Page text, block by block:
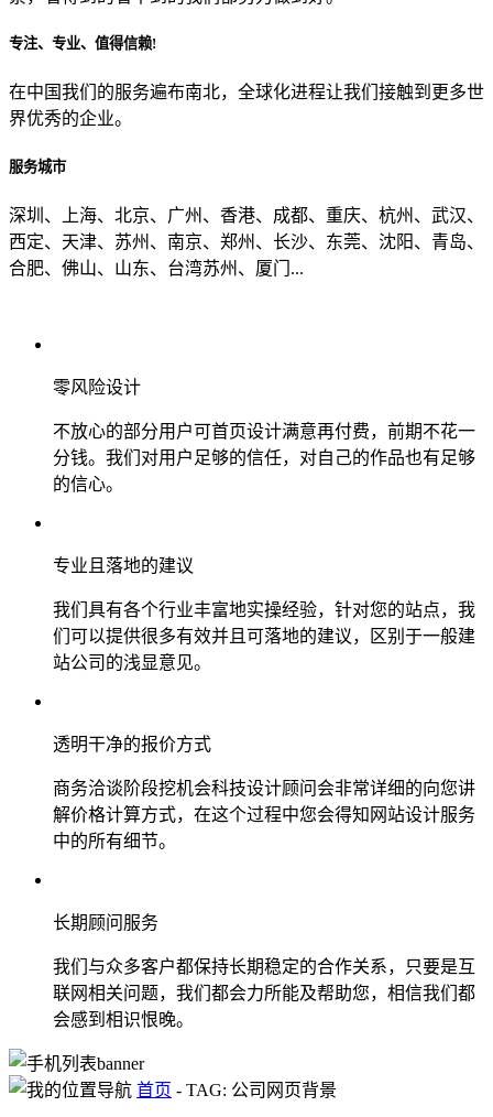
专注、专业、值得信赖!
在中国我们的服务遍布南北，全球化进程让我们接触到更多世
界优秀的企业。
服务城市
深圳、上海、北京、广州、香港、成都、重庆、杭州、武汉、
西定、天津、苏州、南京、郑州、长沙、东莞、沈阳、青岛、
合肥、佛山、山东、台湾苏州、厦门...
零风险设计
不放心的部分用户可首页设计满意再付费，前期不花一
分钱。我们对用户足够的信任，对自己的作品也有足够
的信心。
专业且落地的建议
我们具有各个行业丰富地实操经验，针对您的站点，我
们可以提供很多有效并且可落地的建议，区别于一般建
站公司的浅显意见。
透明干净的报价方式
商务洽谈阶段挖机会科技设计顾问会非常详细的向您讲
解价格计算方式，在这个过程中您会得知网站设计服务
中的所有细节。
长期顾问服务
我们与众多客户都保持长期稳定的合作关系，只要是互
联网相关问题，我们都会力所能及帮助您，相信我们都
会感到相识恨晚。
首页 - TAG: 公司网页背景